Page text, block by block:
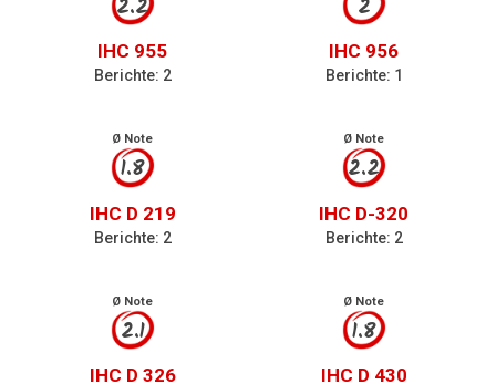
2.2
IHC 955
Berichte: 2
2
IHC 956
Berichte: 1
Ø Note
1.8
IHC D 219
Berichte: 2
Ø Note
2.2
IHC D-320
Berichte: 2
Ø Note
2.1
IHC D 326
Ø Note
1.8
IHC D 430